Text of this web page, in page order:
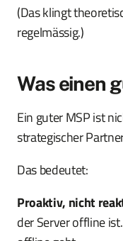
(Das klingt
regelmässig.)
Was einen
Ein guter MSP ist
strategischer
Das bedeutet:
Proaktiv, nicht
der Server offline